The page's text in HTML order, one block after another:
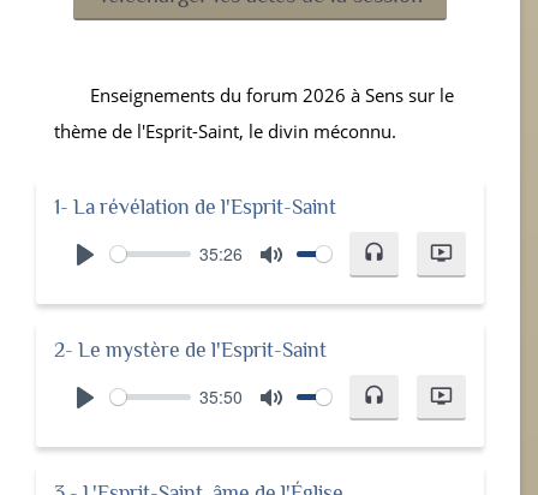
Enseignements du forum 2026 à Sens sur le
thème de l'Esprit-Saint, le divin méconnu.
1- La révélation de l'Esprit-Saint
35:26 headset ondemand_video
2- Le mystère de l'Esprit-Saint
35:50 headset ondemand_video